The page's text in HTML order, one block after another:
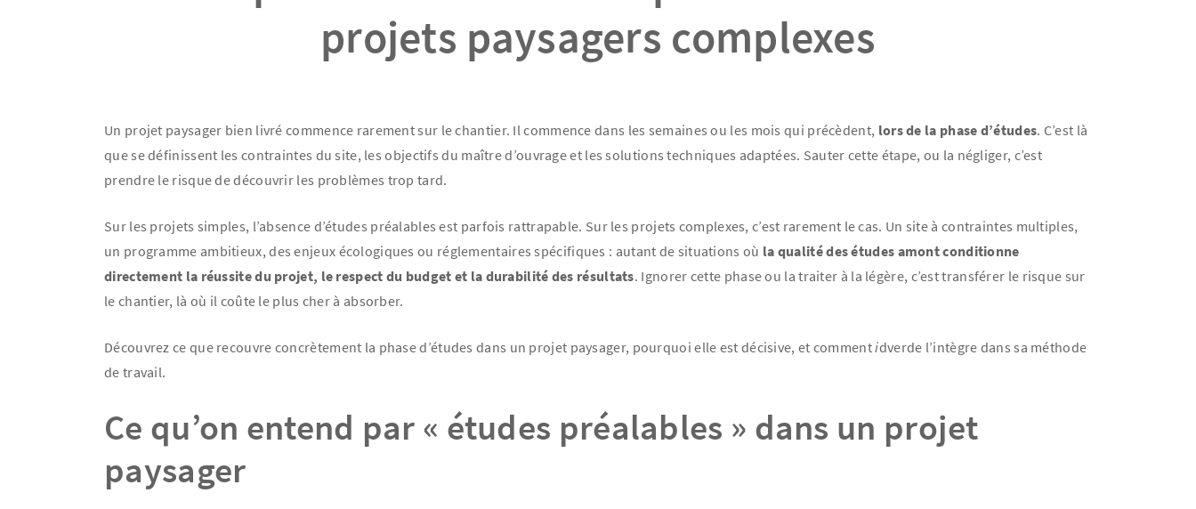
projets paysagers complexes
Un projet paysager bien livré commence rarement sur le chantier. Il commence dans les semaines ou les mois qui précèdent, lors de la phase d’études. C’est là
que se définissent les contraintes du site, les objectifs du maître d’ouvrage et les solutions techniques adaptées. Sauter cette étape, ou la négliger, c’est
prendre le risque de découvrir les problèmes trop tard.
Sur les projets simples, l’absence d’études préalables est parfois rattrapable. Sur les projets complexes, c’est rarement le cas. Un site à contraintes multiples,
un programme ambitieux, des enjeux écologiques ou réglementaires spécifiques : autant de situations où la qualité des études amont conditionne
directement la réussite du projet, le respect du budget et la durabilité des résultats. Ignorer cette phase ou la traiter à la légère, c’est transférer le risque sur
le chantier, là où il coûte le plus cher à absorber.
Découvrez ce que recouvre concrètement la phase d’études dans un projet paysager, pourquoi elle est décisive, et commentidverde l’intègre dans sa méthode
de travail.
Ce qu’on entend par « études préalables » dans un projet
paysager